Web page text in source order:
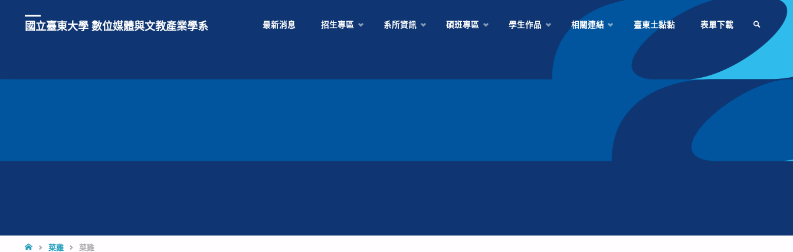
國立臺東大學 數位媒體與文教產業學系 最新消息 招生專區 系所資訊 碩班專區 學生作品 相關連結 臺東土黏黏 表單下載
HOME菜雞 菜雞